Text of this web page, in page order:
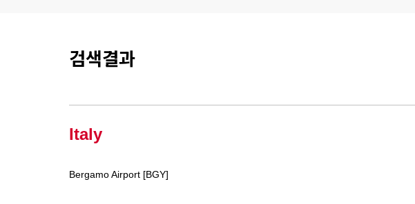
검색결과
Italy
Bergamo Airport [BGY]